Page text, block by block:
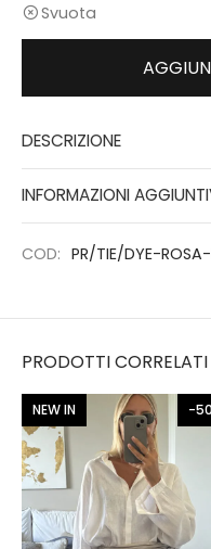
Svuota
DESCRIZIONE
INFORMAZIONI
COD: PR/TIE/DYE-
PRODOTTI CORRELATI
NEW IN -